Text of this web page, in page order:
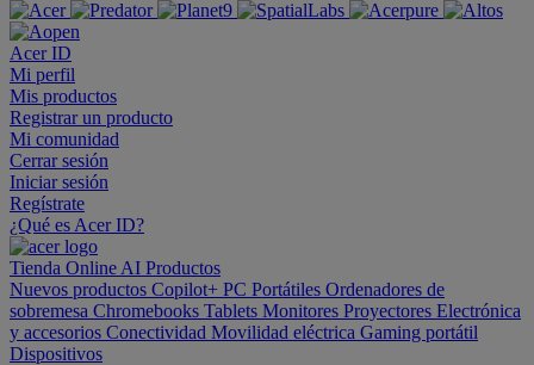
Acer ID
Mi perfil
Mis productos
Registrar un producto
Mi comunidad
Cerrar sesión
Iniciar sesión
Regístrate
¿Qué es Acer ID?
Tienda Online AI Productos
Nuevos productos Copilot+ PC Portátiles Ordenadores de
sobremesa Chromebooks Tablets Monitores Proyectores Electrónica
y accesorios Conectividad Movilidad eléctrica Gaming portátil
Dispositivos